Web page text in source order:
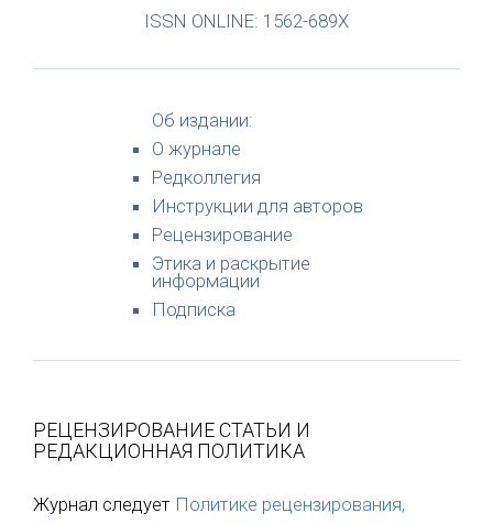
ISSN ONLINE: 1562-689X
Об издании:
О журнале
Редколлегия
Инструкции для авторов
Рецензирование
Этика и раскрытие
информации
Подписка
РЕЦЕНЗИРОВАНИЕ СТАТЬИ И
РЕДАКЦИОННАЯ ПОЛИТИКА
Журнал следует Политике рецензирования,